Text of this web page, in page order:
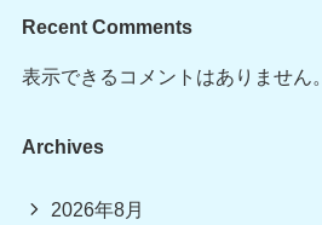
Recent Comments
表示できるコメントはありません。
Archives
2026年8月